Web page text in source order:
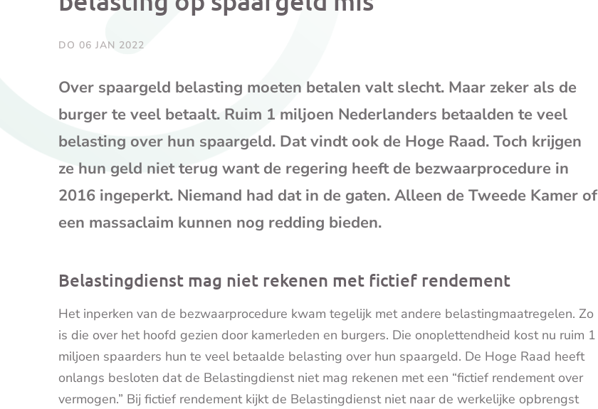
DO 06 JAN 2022
Over spaargeld belasting moeten betalen valt slecht. Maar zeker als de
burger te veel betaalt. Ruim 1 miljoen Nederlanders betaalden te veel
belasting over hun spaargeld. Dat vindt ook de Hoge Raad. Toch krijgen
ze hun geld niet terug want de regering heeft de bezwaarprocedure in
2016 ingeperkt. Niemand had dat in de gaten. Alleen de Tweede Kamer of
een massaclaim kunnen nog redding bieden.
Belastingdienst mag niet rekenen met fictief rendement
Het inperken van de bezwaarprocedure kwam tegelijk met andere belastingmaatregelen. Zo
is die over het hoofd gezien door kamerleden en burgers. Die onoplettendheid kost nu ruim 1
miljoen spaarders hun te veel betaalde belasting over hun spaargeld. De Hoge Raad heeft
onlangs besloten dat de Belastingdienst niet mag rekenen met een “fictief rendement over
vermogen.” Bij fictief rendement kijkt de Belastingdienst niet naar de werkelijke opbrengst